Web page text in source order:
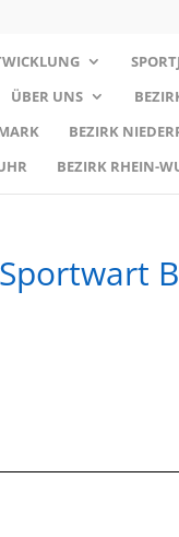
ÜBER UNS
BEZIRK
BEZIRK RHEIN-